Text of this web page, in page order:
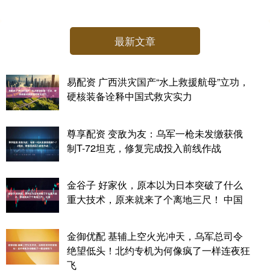
最新文章
易配资 广西洪灾国产“水上救援航母”立功，
硬核装备诠释中国式救灾实力
尊享配资 变敌为友：乌军一枪未发缴获俄
制T-72坦克，修复完成投入前线作战
金谷子 好家伙，原本以为日本突破了什么
重大技术，原来就来了个离地三尺！ 中国
金御优配 基辅上空火光冲天，乌军总司令
绝望低头！北约专机为何像疯了一样连夜狂
飞